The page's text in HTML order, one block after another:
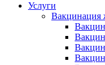
Услуги
Вакцинация